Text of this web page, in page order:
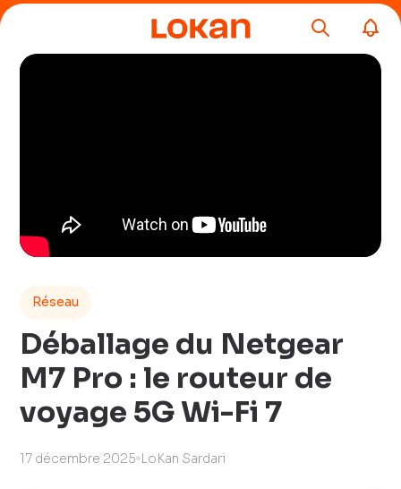
Réseau
Déballage du Netgear
M7 Pro : le routeur de
voyage 5G Wi-Fi 7
17 décembre 2025 LoKan Sardari